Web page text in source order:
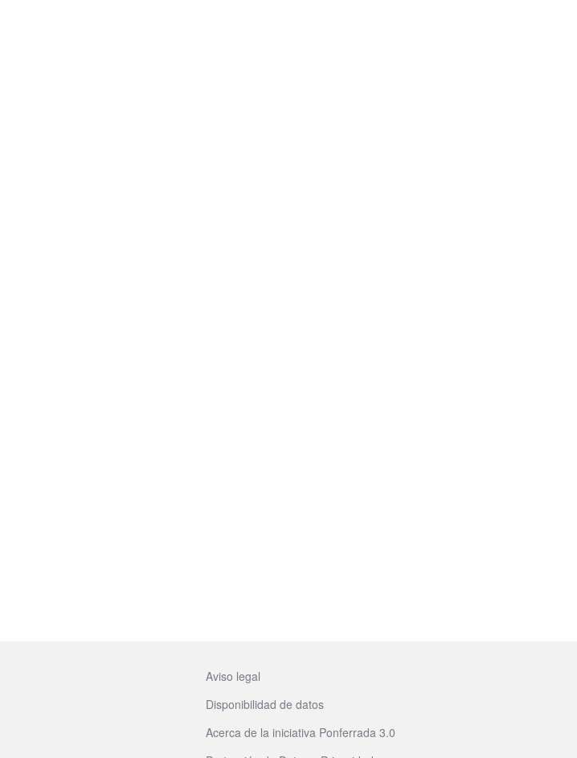
Aviso legal
Disponibilidad de datos
Acerca de la iniciativa Ponferrada 3.0